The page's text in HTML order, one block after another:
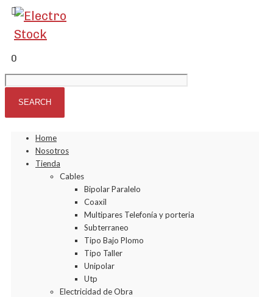
0
Home
Nosotros
Tienda
Cables
Bipolar Paralelo
Coaxil
Multipares Telefonía y porteria
Subterraneo
Tipo Bajo Plomo
Tipo Taller
Unipolar
Utp
Electricidad de Obra